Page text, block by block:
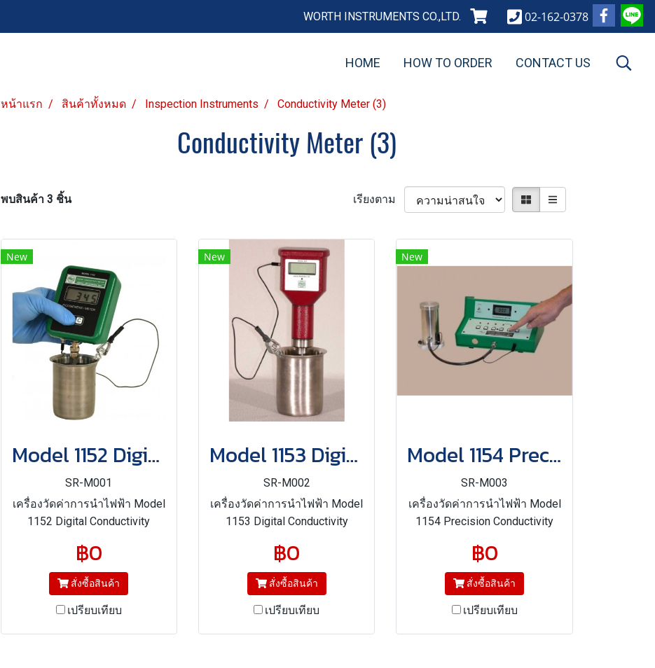
WORTH INSTRUMENTS CO.,LTD. 02-162-0378
HOME HOW TO ORDER CONTACT US
หน้าแรก สินค้าทั้งหมด Inspection Instruments Conductivity Meter (3)
Conductivity Meter (3)
พบสินค้า 3 ชิ้น เรียงตาม
New
Model 1152 Digital Conductivity Meter
SR-M001
เครื่องวัดค่าการนำไฟฟ้า Model
1152 Digital Conductivity
Method D 2624 included in
Specifications D975, D1655,
and D7566)
฿0
สั่งซื้อสินค้า
เปรียบเทียบ
New
Model 1153 Digital Conductivity Meter
SR-M002
เครื่องวัดค่าการนำไฟฟ้า Model
1153 Digital Conductivity
Method D2624 included in
Specifications D975, D1655,
and D7566)
฿0
สั่งซื้อสินค้า
เปรียบเทียบ
New
Model 1154 Precision Conductivity Meter
SR-M003
เครื่องวัดค่าการนำไฟฟ้า Model
1154 Precision Conductivity
Method D4308)
฿0
สั่งซื้อสินค้า
เปรียบเทียบ